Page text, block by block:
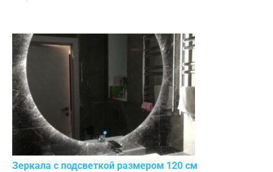
Зеркала с подсветкой размером 120 см